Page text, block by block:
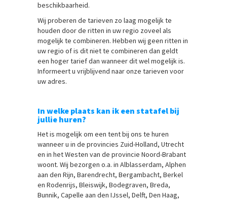
beschikbaarheid.
Wij proberen de tarieven zo laag mogelijk te
houden door de ritten in uw regio zoveel als
mogelijk te combineren. Hebben wij geen ritten in
uw regio of is dit niet te combineren dan geldt
een hoger tarief dan wanneer dit wel mogelijk is.
Informeert u vrijblijvend naar onze tarieven voor
uw adres.
In welke plaats kan ik een statafel bij
jullie huren?
Het is mogelijk om een tent bij ons te huren
wanneer u in de provincies Zuid-Holland, Utrecht
en in het Westen van de provincie Noord-Brabant
woont. Wij bezorgen o.a. in Alblasserdam, Alphen
aan den Rijn, Barendrecht, Bergambacht, Berkel
en Rodenrijs, Bleiswijk, Bodegraven, Breda,
Bunnik, Capelle aan den IJssel, Delft, Den Haag,